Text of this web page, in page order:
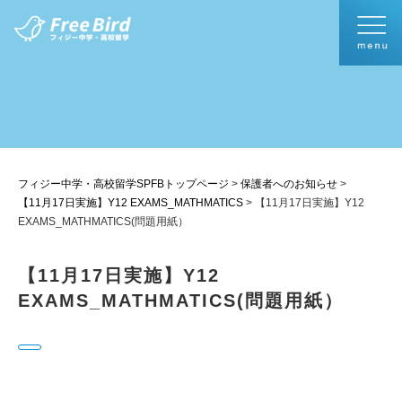
フィジー中学・高校留学SPFBトップページ > 保護者へのお知らせ >
【11月17日実施】Y12 EXAMS_MATHMATICS >
【11月17日実施】Y12
EXAMS_MATHMATICS(問題用紙）
【11月17日実施】Y12
EXAMS_MATHMATICS(問題用紙）